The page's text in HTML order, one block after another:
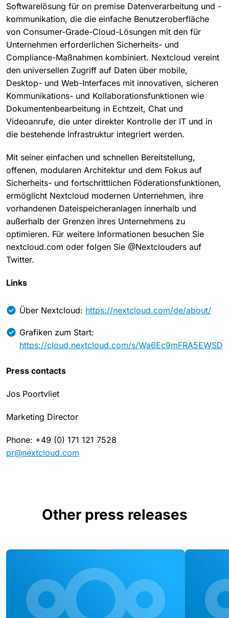
Softwarelösung für on premise Datenverarbeitung und -
kommunikation, die die einfache Benutzeroberfläche
von Consumer-Grade-Cloud-Lösungen mit den für
Unternehmen erforderlichen Sicherheits- und
Compliance-Maßnahmen kombiniert. Nextcloud vereint
den universellen Zugriff auf Daten über mobile,
Desktop- und Web-Interfaces mit innovativen, sicheren
Kommunikations- und Kollaborationsfunktionen wie
Dokumentenbearbeitung in Echtzeit, Chat und
Videoanrufe, die unter direkter Kontrolle der IT und in
die bestehende Infrastruktur integriert werden.
Mit seiner einfachen und schnellen Bereitstellung,
offenen, modularen Architektur und dem Fokus auf
Sicherheits- und fortschrittlichen Föderationsfunktionen,
ermöglicht Nextcloud modernen Unternehmen, ihre
vorhandenen Dateispeicheranlagen innerhalb und
außerhalb der Grenzen ihres Unternehmens zu
optimieren. Für weitere Informationen besuchen Sie
nextcloud.com oder folgen Sie @Nextclouders auf
Twitter.
Links
Über Nextcloud: https://nextcloud.com/de/about/
Grafiken zum Start:
https://cloud.nextcloud.com/s/Wa6Ec9mFRA5EWSD
Press contacts
Jos Poortvliet
Marketing Director
Phone: +49 (0) 171 121 7528
pr@nextcloud.com
Other press releases